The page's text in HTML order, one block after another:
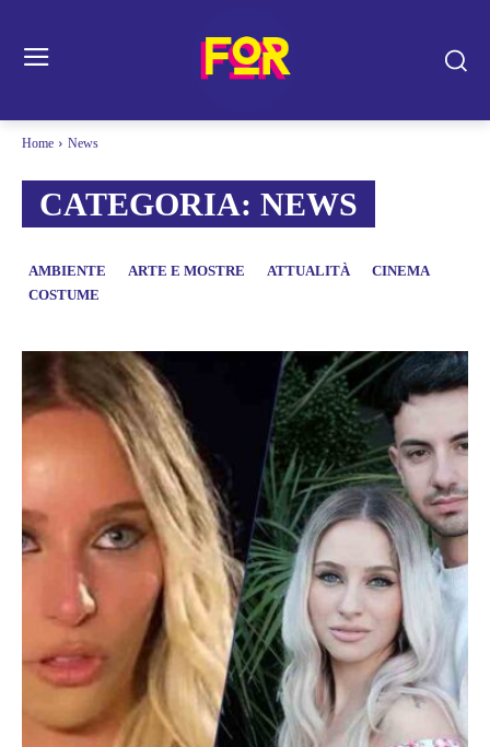
Home News
CATEGORIA: NEWS
AMBIENTE ARTE E MOSTRE ATTUALITÀ
CINEMA
COSTUME